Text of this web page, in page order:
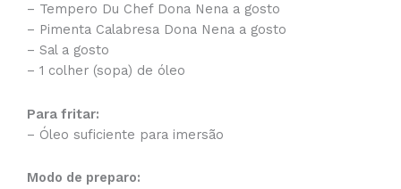
– Tempero Du Chef Dona Nena a gosto
– Pimenta Calabresa Dona Nena a gosto
– Sal a gosto
– 1 colher (sopa) de óleo
Para fritar:
– Óleo suficiente para imersão
Modo de preparo: